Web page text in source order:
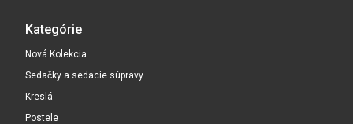
Kategórie
Nová Kolekcia
Sedačky a sedacie súpravy
Kreslá
Postele